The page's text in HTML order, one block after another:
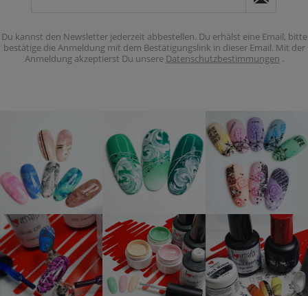
Du kannst den Newsletter jederzeit abbestellen. Du erhälst eine Email, bitte
bestätige die Anmeldung mit dem Bestätigungslink in dieser Email. Mit der
Anmeldung akzeptierst Du unsere Datenschutzbestimmungen .